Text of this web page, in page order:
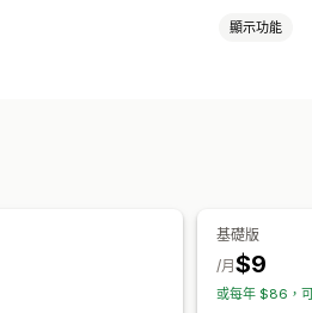
顯示功能
基礎版
$9
/月
或每年 $86，